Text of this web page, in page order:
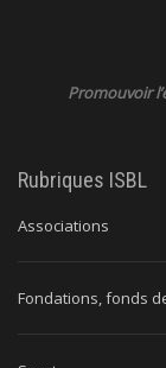
Promouvoir
Rubriques ISBL
Associations
Fondations, fonds